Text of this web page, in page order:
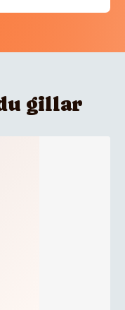
gillar